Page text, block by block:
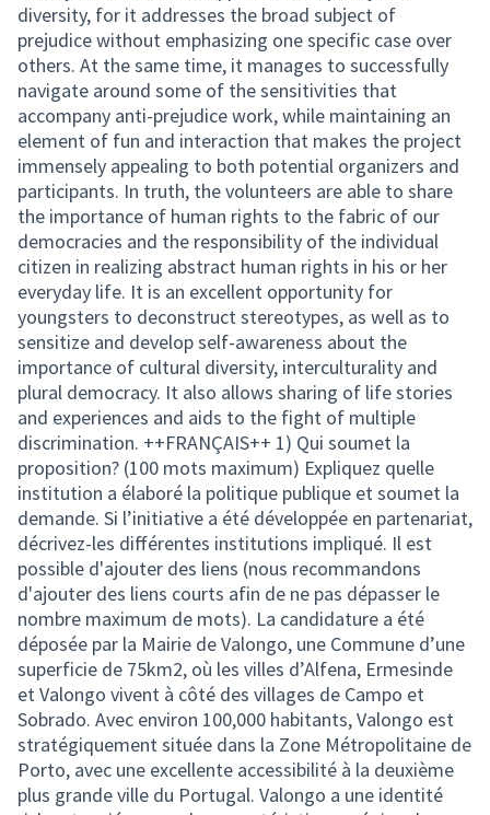
diversity, for it addresses the broad subject of
prejudice without emphasizing one specific case over
others. At the same time, it manages to successfully
navigate around some of the sensitivities that
accompany anti-prejudice work, while maintaining an
element of fun and interaction that makes the project
immensely appealing to both potential organizers and
participants. In truth, the volunteers are able to share
the importance of human rights to the fabric of our
democracies and the responsibility of the individual
citizen in realizing abstract human rights in his or her
everyday life. It is an excellent opportunity for
youngsters to deconstruct stereotypes, as well as to
sensitize and develop self-awareness about the
importance of cultural diversity, interculturality and
plural democracy. It also allows sharing of life stories
and experiences and aids to the fight of multiple
discrimination. ++FRANÇAIS++ 1) Qui soumet la
proposition? (100 mots maximum) Expliquez quelle
institution a élaboré la politique publique et soumet la
demande. Si l’initiative a été développée en partenariat,
décrivez-les différentes institutions impliqué. Il est
possible d'ajouter des liens (nous recommandons
d'ajouter des liens courts afin de ne pas dépasser le
nombre maximum de mots). La candidature a été
déposée par la Mairie de Valongo, une Commune d’une
superficie de 75km2, où les villes d’Alfena, Ermesinde
et Valongo vivent à côté des villages de Campo et
Sobrado. Avec environ 100,000 habitants, Valongo est
stratégiquement située dans la Zone Métropolitaine de
Porto, avec une excellente accessibilité à la deuxième
plus grande ville du Portugal. Valongo a une identité